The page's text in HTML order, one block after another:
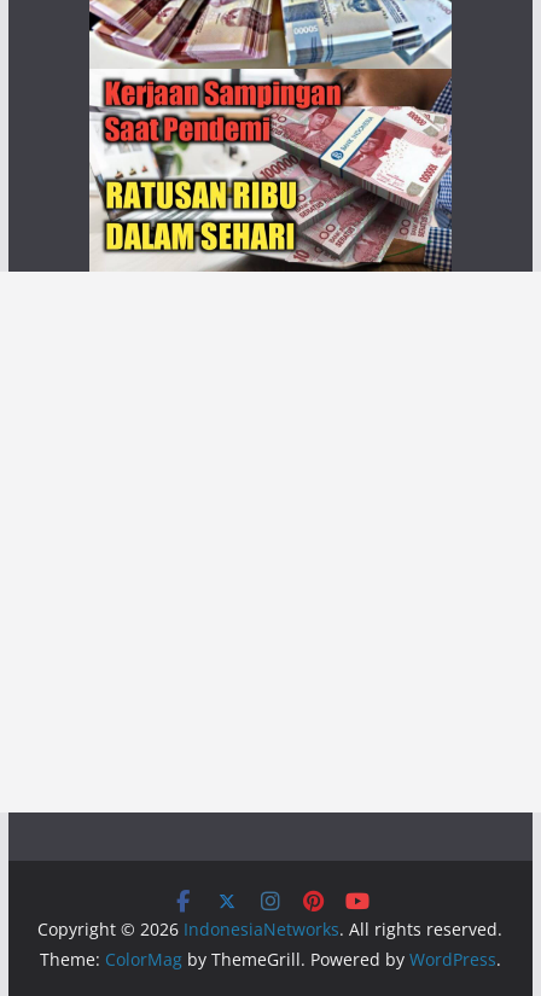
Copyright © 2026 IndonesiaNetworks. All rights reserved.
Theme: ColorMagby ThemeGrill. Powered by WordPress.